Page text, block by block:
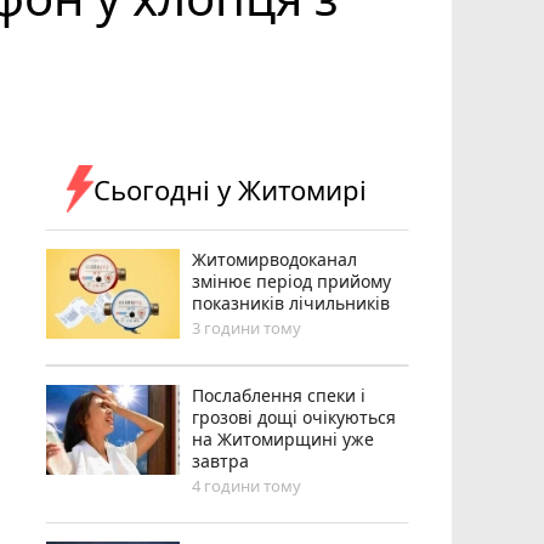
Сьогодні у Житомирі
Житомирводоканал
змінює період прийому
показників лічильників
3 години тому
Послаблення спеки і
грозові дощі очікуються
на Житомирщині уже
завтра
4 години тому